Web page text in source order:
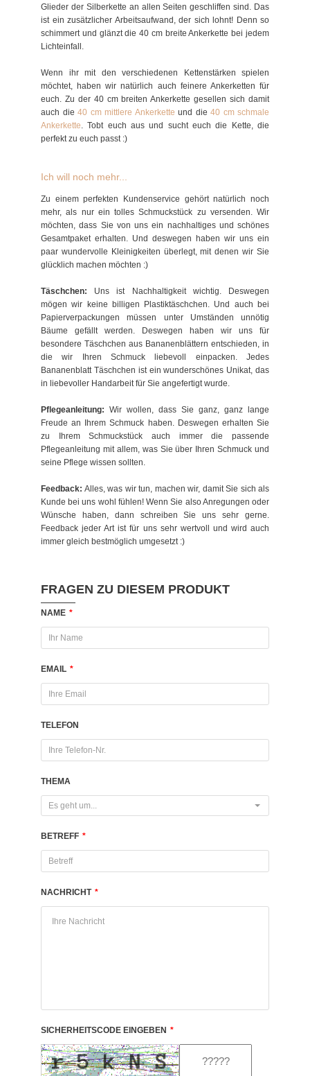
FRAGEN ZU DIESEM PRODUKT
NAME *
EMAIL *
TELEFON
THEMA
Es geht um...
BETREFF *
NACHRICHT *
SICHERHEITSCODE EINGEBEN *
Glieder der Silberkette an allen Seiten geschliffen sind. Das
ist ein zusätzlicher Arbeitsaufwand, der sich lohnt! Denn so
schimmert und glänzt die 40 cm breite Ankerkette bei jedem
Lichteinfall.
Wenn ihr mit den verschiedenen Kettenstärken spielen
möchtet, haben wir natürlich auch feinere Ankerketten für
euch. Zu der 40 cm breiten Ankerkette gesellen sich damit
auch die 40 cm mittlere Ankerkette und die 40 cm schmale
Ankerkette. Tobt euch aus und sucht euch die Kette, die
perfekt zu euch passt :)
Ich will noch mehr...
Zu einem perfekten Kundenservice gehört natürlich noch
mehr, als nur ein tolles Schmuckstück zu versenden. Wir
möchten, dass Sie von uns ein nachhaltiges und schönes
Gesamtpaket erhalten. Und deswegen haben wir uns ein
paar wundervolle Kleinigkeiten überlegt, mit denen wir Sie
glücklich machen möchten :)
Täschchen: Uns ist Nachhaltigkeit wichtig. Deswegen
mögen wir keine billigen Plastiktäschchen. Und auch bei
Papierverpackungen müssen unter Umständen unnötig
Bäume gefällt werden. Deswegen haben wir uns für
besondere Täschchen aus Bananenblättern entschieden, in
die wir Ihren Schmuck liebevoll einpacken. Jedes
Bananenblatt Täschchen ist ein wunderschönes Unikat, das
in liebevoller Handarbeit für Sie angefertigt wurde.
Pflegeanleitung: Wir wollen, dass Sie ganz, ganz lange
Freude an Ihrem Schmuck haben. Deswegen erhalten Sie
zu Ihrem Schmuckstück auch immer die passende
Pflegeanleitung mit allem, was Sie über Ihren Schmuck und
seine Pflege wissen sollten.
Feedback: Alles, was wir tun, machen wir, damit Sie sich als
Kunde bei uns wohl fühlen! Wenn Sie also Anregungen oder
Wünsche haben, dann schreiben Sie uns sehr gerne.
Feedback jeder Art ist für uns sehr wertvoll und wird auch
immer gleich bestmöglich umgesetzt :)